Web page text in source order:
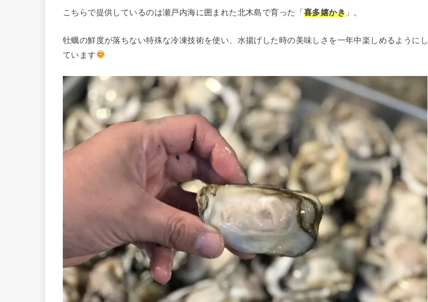
こちらで提供しているのは瀬戸内海に囲まれた北木島で育った「喜多嬉かき 」。
牡蠣の鮮度が落ちない特殊な冷凍技術を使い、水揚げした時の美味しさを一年中楽しめるようにし
ています